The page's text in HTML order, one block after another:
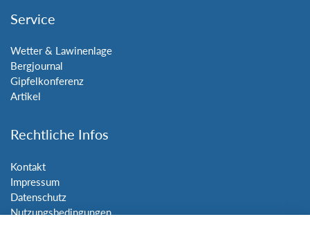
Service
Wetter & Lawinenlage
Bergjournal
Gipfelkonferenz
Artikel
Rechtliche Infos
Kontakt
Impressum
Datenschutz
Nutzungsbedingungen